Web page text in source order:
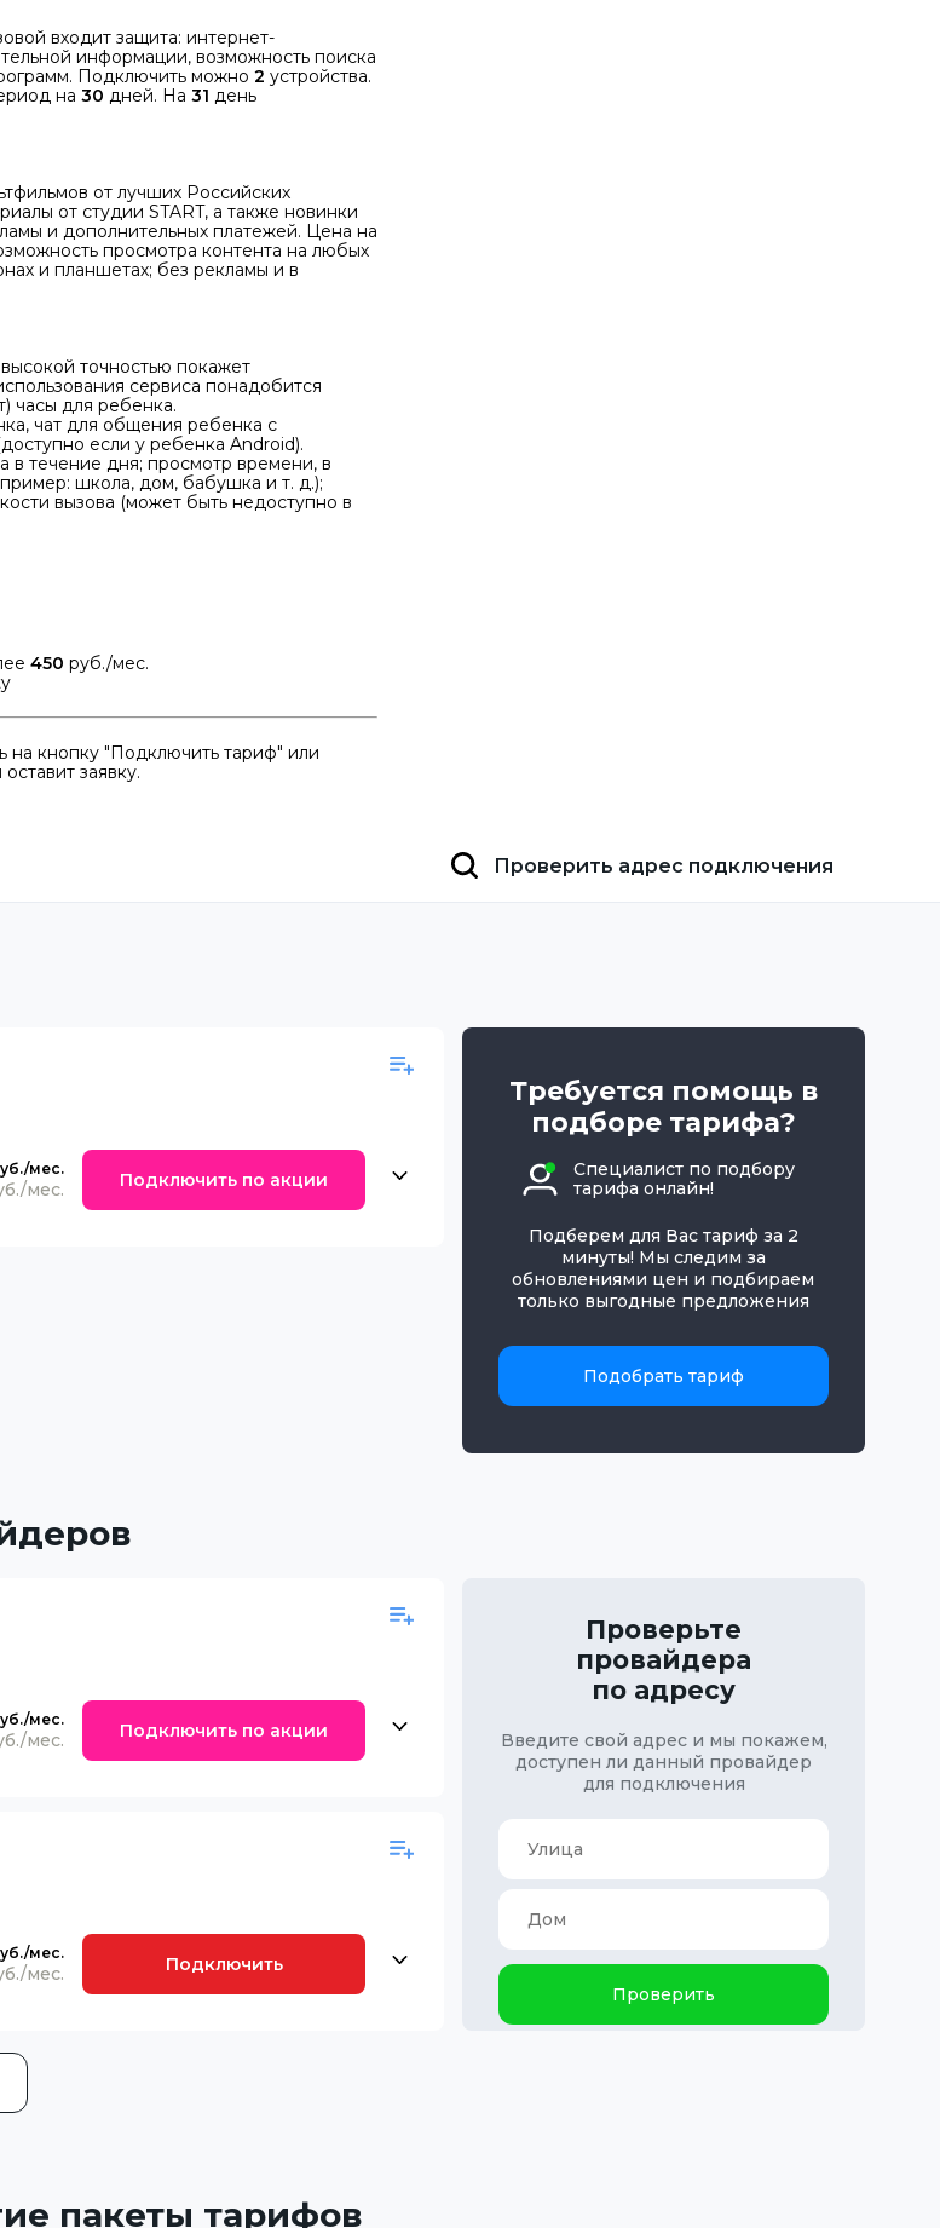
входит защита: интернет-
информации, возможность поиска
Подключить можно 2 устройства.
на 30 дней. На 31 день
от лучших Российских
от студии START, а также новинки
и дополнительных платежей. Цена на
просмотра контента на любых
и планшетах; без рекламы и в
точностью покажет
сервиса понадобится
часы для ребенка.
чат для общения ребенка с
если у ребенка Android).
течение дня; просмотр времени, в
школа, дом, бабушка и т. д.);
вызова (может быть недоступно в
450 руб./мес.
на кнопку "Подключить тариф" или
заявку.
Проверить адрес подключения
Подключить по акции
Требуется помощь в
подборе тарифа?
Специалист по подбору
тарифа онлайн!
Подберем для Вас тариф за 2
минуты! Мы следим за
обновлениями цен и подбираем
только выгодные предложения
Подобрать тариф
Подключить по акции
Подключить
Проверьте
провайдера
по адресу
Введите свой адрес и мы покажем,
доступен ли данный провайдер
для подключения
Проверить
пакеты тарифов